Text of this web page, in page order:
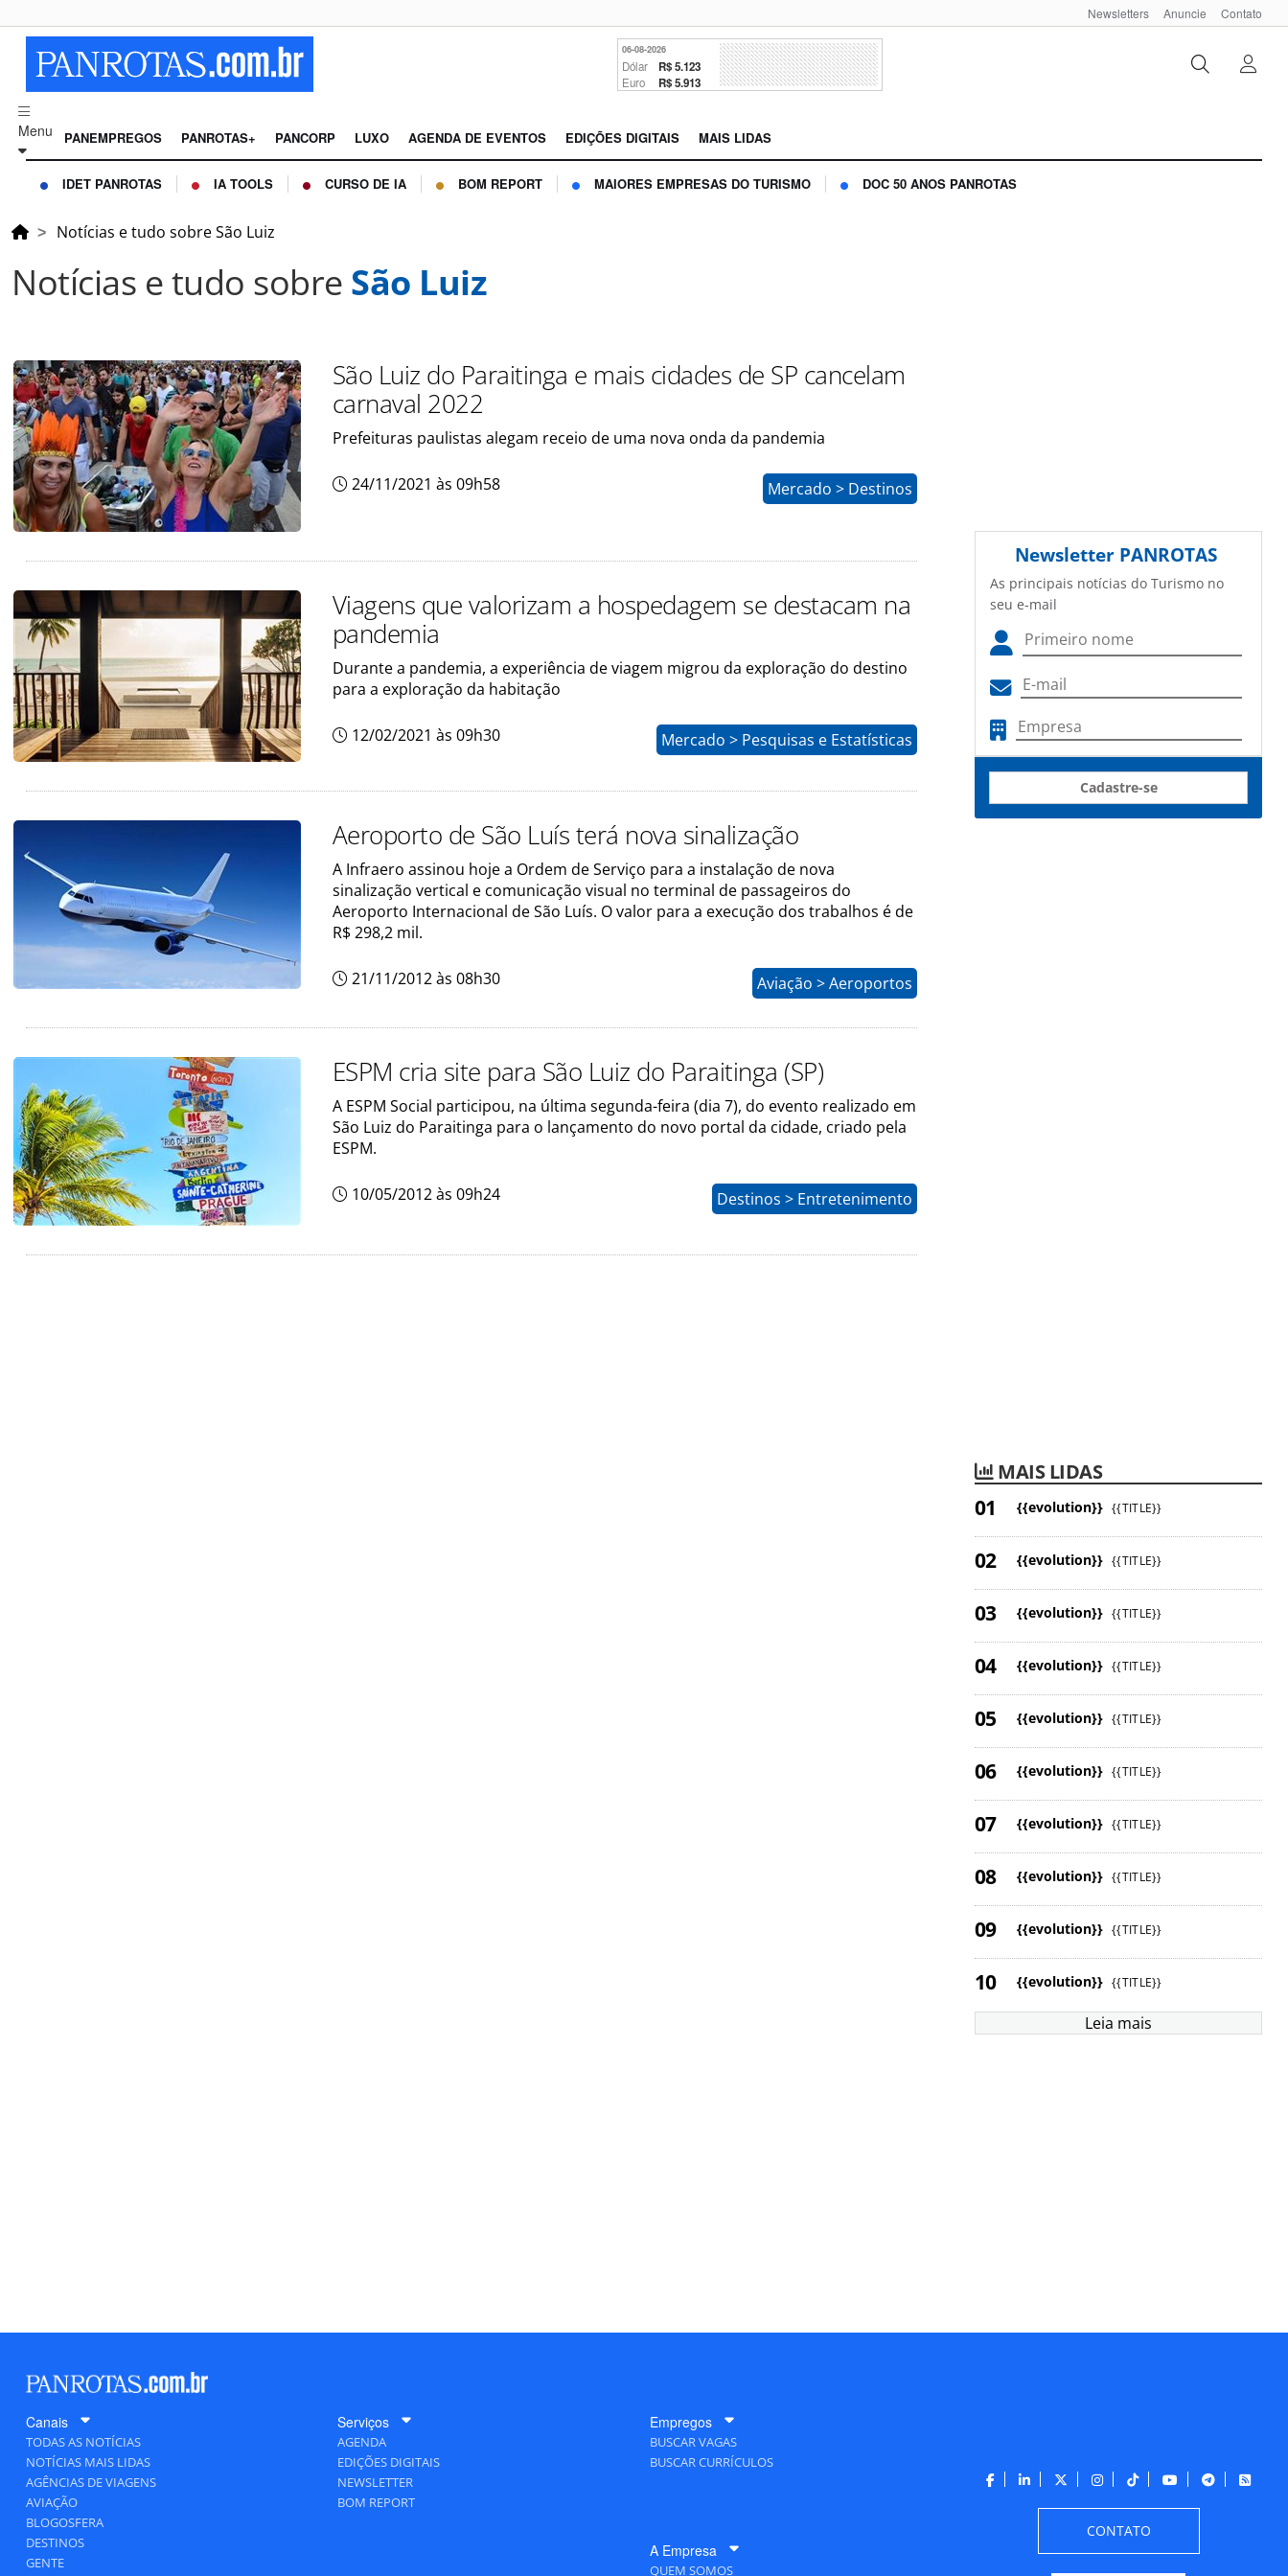
Newsletters Anuncie Contato
06-08-2026
Dólar R$ 5.123
Euro R$ 5.913
Menu PANEMPREGOS PANROTAS+ PANCORP LUXO AGENDA DE EVENTOS EDIÇÕES DIGITAIS MAIS LIDAS
IDET PANROTAS IA TOOLS CURSO DE IA BOM REPORT MAIORES EMPRESAS DO TURISMO DOC 50 ANOS PANROTAS
Notícias e tudo sobre São Luiz
Notícias e tudo sobre São Luiz
São Luiz do Paraitinga e mais cidades de SP cancelam
carnaval 2022
Prefeituras paulistas alegam receio de uma nova onda da pandemia
24/11/2021 às 09h58 Mercado > Destinos
Viagens que valorizam a hospedagem se destacam na
pandemia
Durante a pandemia, a experiência de viagem migrou da exploração do destino
para a exploração da habitação
12/02/2021 às 09h30 Mercado > Pesquisas e Estatísticas
Aeroporto de São Luís terá nova sinalização
A Infraero assinou hoje a Ordem de Serviço para a instalação de nova
sinalização vertical e comunicação visual no terminal de passageiros do
Aeroporto Internacional de São Luís. O valor para a execução dos trabalhos é de
R$ 298,2 mil.
21/11/2012 às 08h30 Aviação > Aeroportos
ESPM cria site para São Luiz do Paraitinga (SP)
A ESPM Social participou, na última segunda-feira (dia 7), do evento realizado em
São Luiz do Paraitinga para o lançamento do novo portal da cidade, criado pela
ESPM.
10/05/2012 às 09h24 Destinos > Entretenimento
Newsletter PANROTAS
As principais notícias do Turismo no
seu e-mail
Cadastre-se
MAIS LIDAS
{{evolution}} {{TITLE}}
{{evolution}} {{TITLE}}
{{evolution}} {{TITLE}}
{{evolution}} {{TITLE}}
{{evolution}} {{TITLE}}
{{evolution}} {{TITLE}}
{{evolution}} {{TITLE}}
{{evolution}} {{TITLE}}
{{evolution}} {{TITLE}}
{{evolution}} {{TITLE}}
Leia mais
Canais
TODAS AS NOTÍCIAS
NOTÍCIAS MAIS LIDAS
AGÊNCIAS DE VIAGENS
AVIAÇÃO
BLOGOSFERA
DESTINOS
GENTE
Serviços
AGENDA
EDIÇÕES DIGITAIS
NEWSLETTER
BOM REPORT
Empregos
BUSCAR VAGAS
BUSCAR CURRÍCULOS
A Empresa
QUEM SOMOS
CONTATO